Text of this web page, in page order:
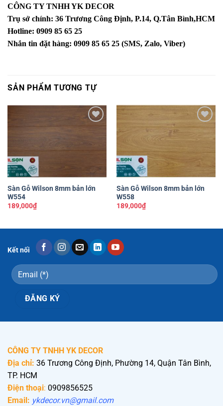
CÔNG TY TNHH YK DECOR
Trụ sở chính: 36 Trương Công Định, P.14, Q.Tân Bình,HCM
Hotline: 0909 85 65 25
Nhắn tin đặt hàng: 0909 85 65 25 (SMS, Zalo, Viber)
SẢN PHẨM TƯƠNG TỰ
Sàn Gỗ Wilson 8mm bản lớn
W554
189,000₫
Yêu
Sàn Gỗ Wilson 8mm bản lớn
W558
189,000₫
Kết nối
CÔNG TY TNHH YK DECOR
Địa chỉ: 36 Trương Công Định, Phường 14, Quận Tân Bình,
TP. HCM
Điện thoại: 0909856525
Email: ykdecor.vn@gmail.com